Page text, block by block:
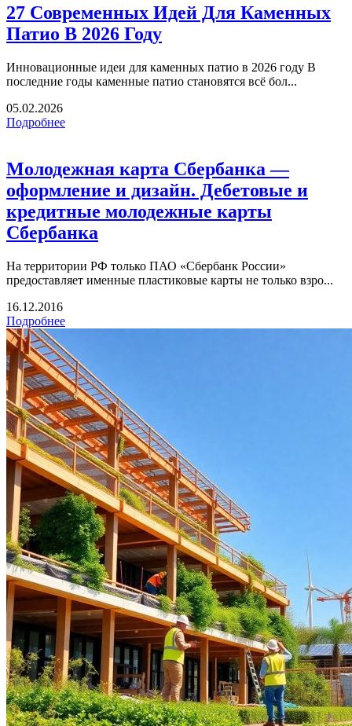
27 Современных Идей Для Каменных
Патио В 2026 Году
Инновационные идеи для каменных патио в 2026 году В
последние годы каменные патио становятся всё бол...
05.02.2026
Подробнее
Молодежная карта Сбербанка —
оформление и дизайн. Дебетовые и
кредитные молодежные карты
Сбербанка
На территории РФ только ПАО «Сбербанк России»
предоставляет именные пластиковые карты не только взро...
16.12.2016
Подробнее